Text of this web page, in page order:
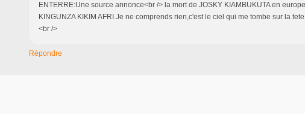
ENTERRE:Une source annonce<br /> la mort de JOSKY KIAMBUKUTA en
KINGUNZA KIKIM AFRI.Je ne comprends rien,c'est le ciel qui me tombe sur la
<br />
Répondre